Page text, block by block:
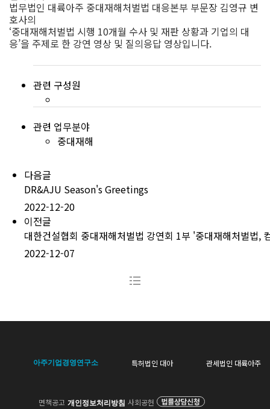
법무법인 대륙아주 중대재해처벌법 대응본부 부문장 김영규 변
호사의
‘중대재해처벌법 시행 10개월 수사 및 재판 상황과 기업의 대
응’을 주제로 한 강연 영상 및 질의응답 영상입니다.
관련 구성원
관련 업무분야
중대재해
다음글
DR&AJU Season's Greetings
2022-12-20
이전글
대한건설협회 중대재해처벌법 강연회 1부 '중대재해처벌법,
2022-12-07
아주기업경영연구소 특허법인 대아 관세법인 대륙아주
면책공고 개인정보처리방침 사회공헌